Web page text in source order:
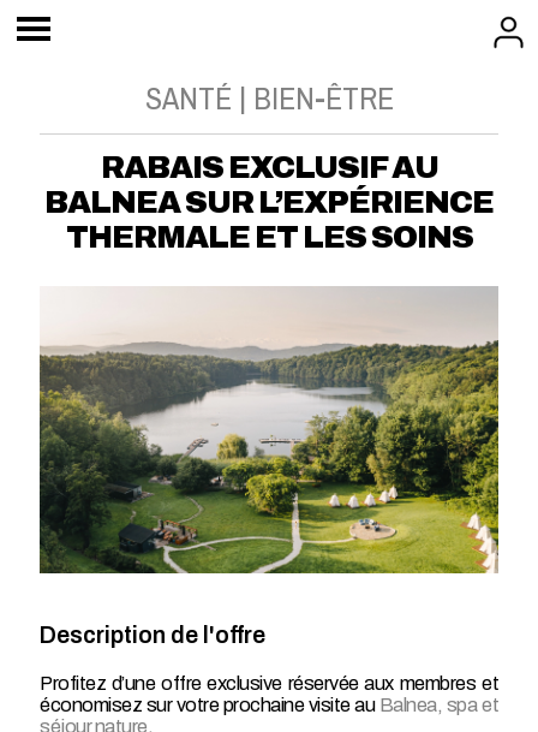
SANTÉ | BIEN-ÊTRE
RABAIS EXCLUSIF AU
BALNEA SUR L’EXPÉRIENCE
THERMALE ET LES SOINS
Description de l'offre
Profitez d’une offre exclusive réservée aux membres et
économisez sur votre prochaine visite au Balnea, spa et
séjour nature.